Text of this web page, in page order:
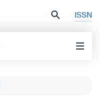
ISSN